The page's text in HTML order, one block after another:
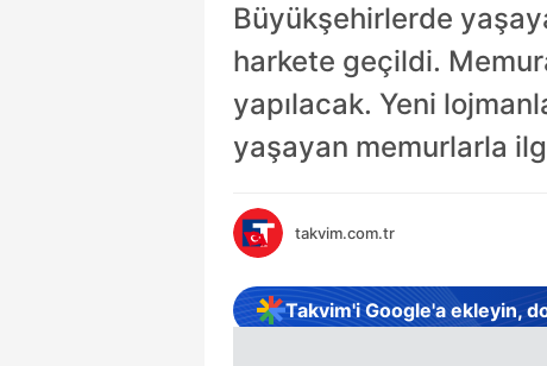
Büyükşehirlerde
harkete geçildi.
yapılacak. Yeni
yaşayan memurlarla
takvim.com.tr
Takvim'i Google'a ekleyin,